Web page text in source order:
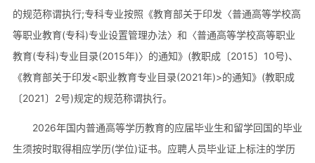
的规范称谓执行;专科专业按照《教育部关于印发〈普通高等学校高
等职业教育(专科)专业设置管理办法〉和〈普通高等学校高等职业
教育(专科)专业目录(2015年)〉的通知》(教职成〔2015〕10号)、
《教育部关于印发<职业教育专业目录(2021年)>的通知》(教职成
〔2021〕2号)规定的规范称谓执行。
2026年国内普通高等学历教育的应届毕业生和留学回国的毕业
生须按时取得相应学历(学位)证书。应聘人员毕业证上标注的学历